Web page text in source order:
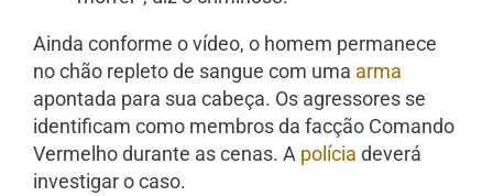
Ainda conforme o vídeo, o homem permanece
no chão repleto de sangue com uma arma
apontada para sua cabeça. Os agressores se
identificam como membros da facção Comando
Vermelho durante as cenas. A polícia deverá
investigar o caso.